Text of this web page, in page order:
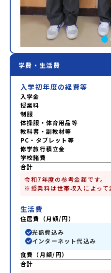
学費・生活費
入学初年度の経費等
入学金
授業料
制服
体操服・体育用品等
教科書・副教材等
PC・タブレット等
修学旅行積立金
学校諸費
合計
令和7年度の参考金額です。
※授業料は世帯収入によって
生活費
住居費（月額/円）
光熱費込み
インターネット代込み
食費（月額/円）
合計